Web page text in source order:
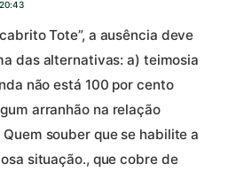
Tote”, a ausência deve
das alternativas: a) teimosia
não está 100 por cento
arranhão na relação
souber que se habilite a
situação., que cobre de